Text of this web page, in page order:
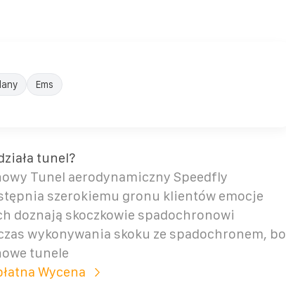
Ems
tunel?
Tunel aerodynamiczny Speedfly
szerokiemu gronu klientów emocje
doznają skoczkowie spadochronowi
wykonywania skoku ze spadochronem, bo
tunele
Wycena